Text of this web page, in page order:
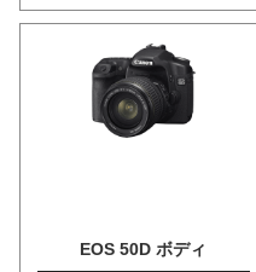
EOS 50D ボディ